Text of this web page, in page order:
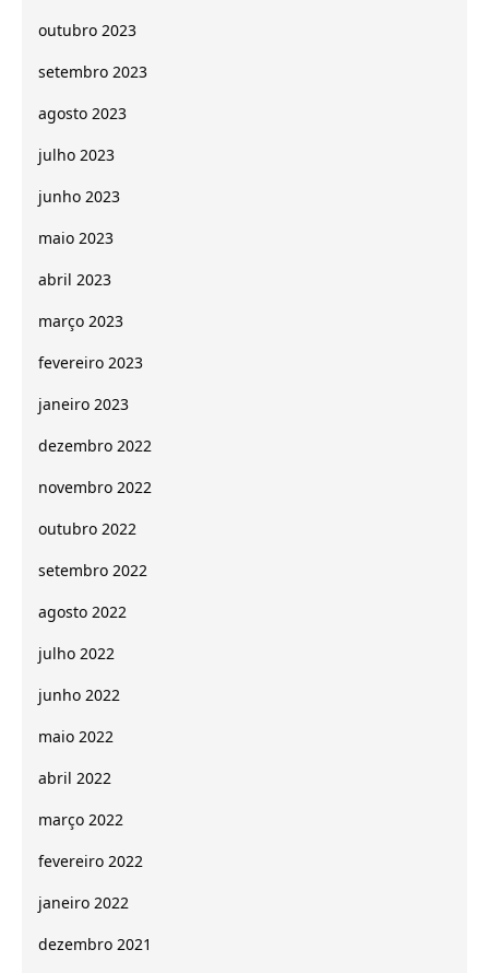
outubro 2023
setembro 2023
agosto 2023
julho 2023
junho 2023
maio 2023
abril 2023
março 2023
fevereiro 2023
janeiro 2023
dezembro 2022
novembro 2022
outubro 2022
setembro 2022
agosto 2022
julho 2022
junho 2022
maio 2022
abril 2022
março 2022
fevereiro 2022
janeiro 2022
dezembro 2021